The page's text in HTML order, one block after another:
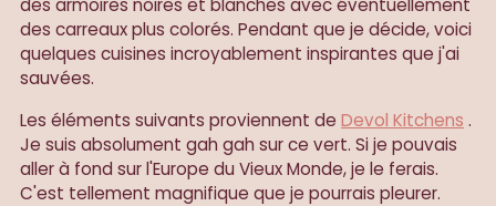
des carreaux plus colorés. Pendant que je décide, voici
quelques cuisines incroyablement inspirantes que j'ai
sauvées.
Les éléments suivants proviennent de Devol Kitchens .
Je suis absolument gah gah sur ce vert. Si je pouvais
aller à fond sur l'Europe du Vieux Monde, je le ferais.
C'est tellement magnifique que je pourrais pleurer.